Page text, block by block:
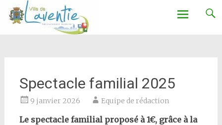
Ville de Laventie
Spectacle familial 2025
9 janvier 2026 Equipe de rédaction
Le spectacle familial proposé à 1€, grâce à la